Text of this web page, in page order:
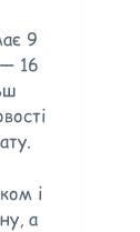
9
16
і
а